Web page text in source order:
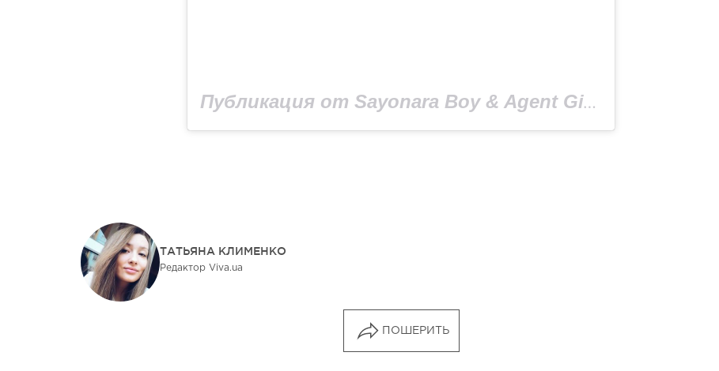
Публикация от Sayonara Boy & Agent Girl (@143_sayonara_boy_143)
ТАТЬЯНА КЛИМЕНКО
Редактор Viva.ua
ПОШЕРИТЬ